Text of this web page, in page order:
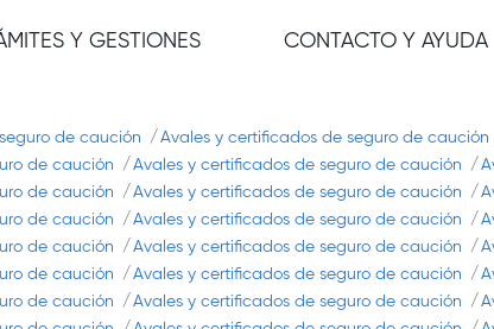
Y GESTIONES CONTACTO Y AYUDA
de caución Avales y certificados de seguro de caución
de caución
Avales y certificados de seguro de caución
de caución
Avales y certificados de seguro de caución
de caución
Avales y certificados de seguro de caución
de caución
Avales y certificados de seguro de caución
de caución
Avales y certificados de seguro de caución
de caución
Avales y certificados de seguro de caución